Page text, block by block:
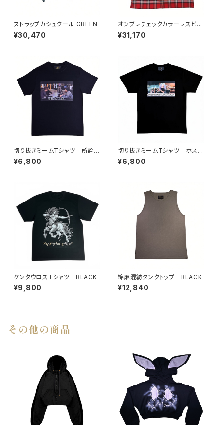
ストラップカシュクール GREEN
¥30,470
オンブレチェックカラーレスビッ
グシャツ RED
¥31,170
切り抜きミームTシャツ 所詮ホ
ストだし
¥6,800
切り抜きミームTシャツ ホスト
に奢ってもらおう
¥6,800
ケンタウロスTシャツ BLACK
¥9,800
綿麻混紡タンクトップ BLACK
¥12,840
その他の商品